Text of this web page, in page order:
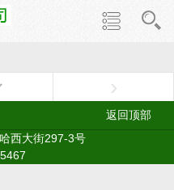
›
返回顶部
西大街297-3号